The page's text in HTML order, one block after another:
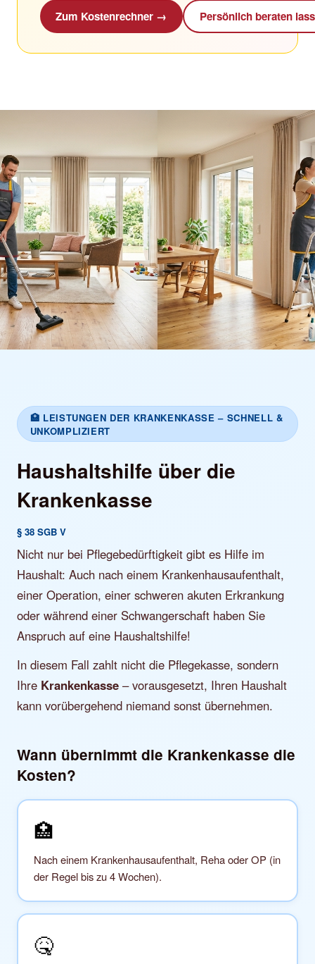
Zum Kostenrechner →
Persönlich beraten
🏥 LEISTUNGEN DER KRANKENKASSE – SCHNELL &
UNKOMPLIZIERT
Haushaltshilfe über die
Krankenkasse
§ 38 SGB V
Nicht nur bei Pflegebedürftigkeit gibt es Hilfe im
Haushalt: Auch nach einem Krankenhausaufenthalt,
einer Operation, einer schweren akuten Erkrankung
oder während einer Schwangerschaft haben Sie
Anspruch auf eine Haushaltshilfe!
In diesem Fall zahlt nicht die Pflegekasse, sondern
Ihre Krankenkasse – vorausgesetzt, Ihren Haushalt
kann vorübergehend niemand sonst übernehmen.
Wann übernimmt die Krankenkasse die
Kosten?
🏥
Nach einem Krankenhausaufenthalt, Reha oder OP (in
der Regel bis zu 4 Wochen).
🤒